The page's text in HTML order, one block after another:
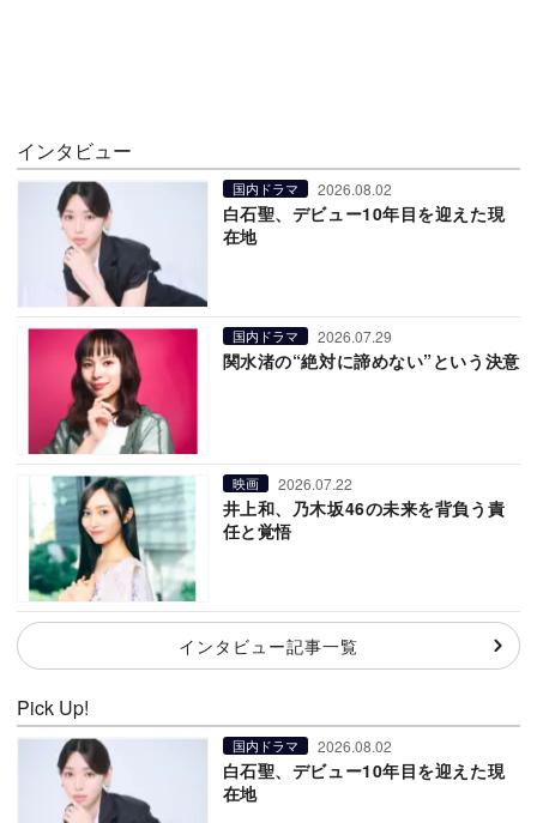
インタビュー
国内ドラマ 2026.08.02
白石聖、デビュー10年目を迎えた現
在地
国内ドラマ 2026.07.29
関水渚の“絶対に諦めない”という決意
映画 2026.07.22
井上和、乃木坂46の未来を背負う責
任と覚悟
インタビュー記事一覧
Pick Up!
国内ドラマ 2026.08.02
白石聖、デビュー10年目を迎えた現
在地